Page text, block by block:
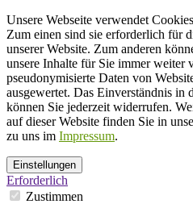
Unsere Webseite verwendet
Zum einen sind sie erforderlich für
unserer Website. Zum anderen
unsere Inhalte für Sie immer weiter
pseudonymisierte Daten von
ausgewertet. Das Einverständnis in
können Sie jederzeit widerrufen.
auf dieser Website finden Sie in
zu uns im Impressum.
Einstellungen
Erforderlich
Zustimmen